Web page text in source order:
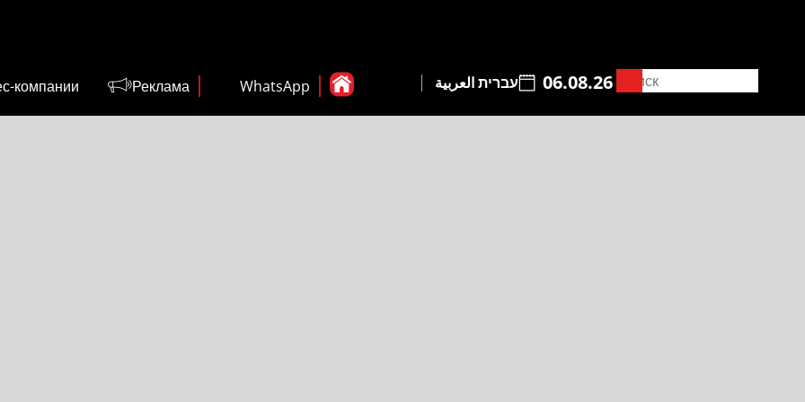
компании Реклама WhatsApp 06.08.26 עבריתالعربية